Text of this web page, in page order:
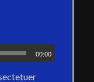
00:00